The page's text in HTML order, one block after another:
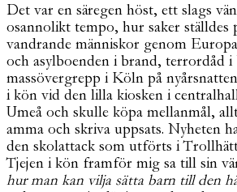
Det var en säregen höst, ett slags
osannolikt tempo, hur saker ställdes
vandrande människor genom
och asylboenden i brand, terrordåd i
massövergrepp i Köln på
i kön vid den lilla kiosken i
Umeå och skulle köpa mellanmål,
amma och skriva uppsats. Nyheten
den skolattack som utförts i
Tjejen i kön framför mig sa till sin
hur man kan vilja sätta barn till den